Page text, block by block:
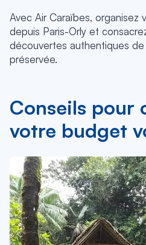
Avec Air Caraïbes, organisez
depuis Paris-Orly et
découvertes authentiques
préservée.
Conseils pour
votre budget